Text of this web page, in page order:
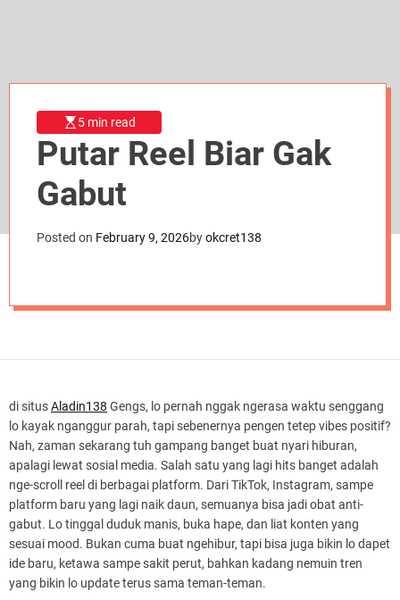
5 min read
Putar Reel Biar Gak
Gabut
Posted on February 9, 2026byokcret138
di situsAladin138 Gengs, lo pernah nggak ngerasa waktu senggang
lo kayak nganggur parah, tapi sebenernya pengen tetep vibes positif?
Nah, zaman sekarang tuh gampang banget buat nyari hiburan,
apalagi lewat sosial media. Salah satu yang lagi hits banget adalah
nge-scroll reel di berbagai platform. Dari TikTok, Instagram, sampe
platform baru yang lagi naik daun, semuanya bisa jadi obat anti-
gabut. Lo tinggal duduk manis, buka hape, dan liat konten yang
sesuai mood. Bukan cuma buat ngehibur, tapi bisa juga bikin lo dapet
ide baru, ketawa sampe sakit perut, bahkan kadang nemuin tren
yang bikin lo update terus sama teman-teman.